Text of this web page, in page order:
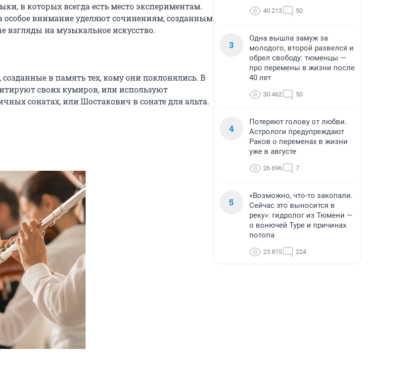
в которых всегда есть место экспериментам.
особое внимание уделяют сочинениям, созданным
на музыкальное искусство.
в память тех, кому они поклонялись. В
своих кумиров, или используют
сонатах, или Шостакович в сонате для альта.
40 213 50
3
Одна вышла замуж за
молодого, второй развелся и
обрел свободу: тюменцы —
про перемены в жизни после
40 лет
30 462 50
4
Потеряют голову от любви.
Астрологи предупреждают
Раков о переменах в жизни
уже в августе
26 696 7
5
«Возможно, что-то закопали.
Сейчас это выносится в
реку»: гидролог из Тюмени —
о вонючей Туре и причинах
потопа
23 815 224